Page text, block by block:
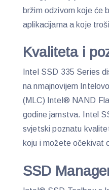
bržim odzivom koje će
aplikacijama a koje
Kvaliteta i
Intel SSD 335 Series
na nmajnovijem
(MLC) Intel® NAND
godine jamstva. Intel
svjetski poznatu
koju i možete očekivat
SSD